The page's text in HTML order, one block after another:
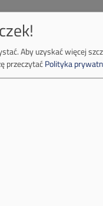
Aby uzyskać więcej
przeczytaćPolityka